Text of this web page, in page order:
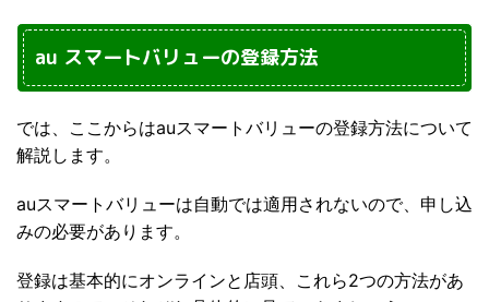
au スマートバリューの登録方法
では、ここからはauスマートバリューの登録方法について
解説します。
auスマートバリューは自動では適用されないので、申し込
みの必要があります。
登録は基本的にオンラインと店頭、これら2つの方法があ